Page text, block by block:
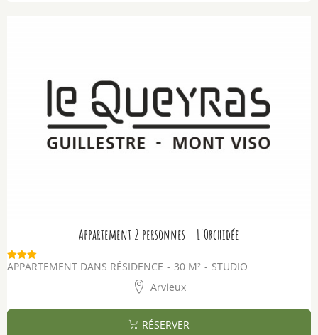
Appartement 2 personnes - L'Orchidée
APPARTEMENT DANS RÉSIDENCE 30 M²
STUDIO
Arvieux
RÉSERVER